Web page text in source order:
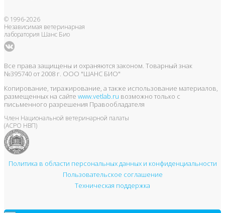
© 1996-2026
Независимая ветеринарная
лаборатория Шанс Био
Все права защищены и охраняются законом. Товарный знак
№395740 от 2008 г. ООО "ШАНС БИО"
Копирование, тиражирование, а также использование материалов,
размещенных на сайте www.vetlab.ru возможно только с
письменного разрешения Правообладателя
Член Национальной ветеринарной палаты
(АСРО НВП)
Политика в области персональных данных и конфиденциальности
Пользовательское соглашение
Техническая поддержка